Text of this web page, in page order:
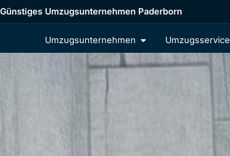
Günstiges Umzugsunternehmen Paderborn
Umzugsunternehmen Umzugsservice